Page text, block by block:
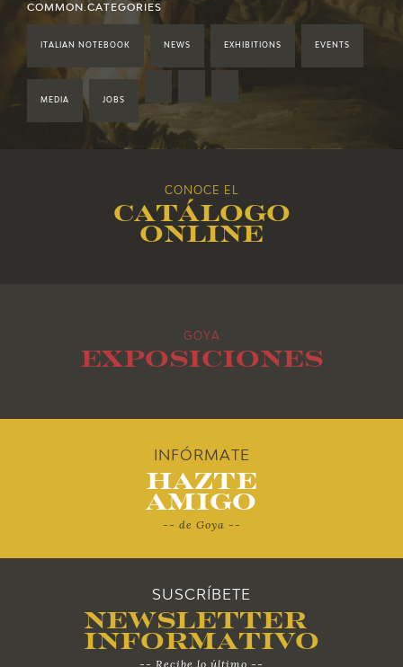
2021
2019
2018
COMMON.CATEGORIES
ITALIAN NOTEBOOK NEWS EXHIBITIONS EVENTS
MEDIA JOBS
CONOCE EL
Catálogo
online
GOYA
Exposiciones
INFÓRMATE
Hazte
Amigo
-- de Goya --
SUSCRÍBETE
Newsletter
Informativo
-- Recibe lo último --